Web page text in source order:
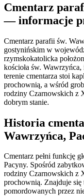
Cmentarz
— informacje
Cmentarz parafii św.
gostynińskim w
rzymskokatolicka
kościoła św.
terenie cmentarza stoi
prochownią, a wśród
rodziny Czarnowskich z
dobrym stanie.
Historia
Wawrzyńca,
Cmentarz pełni funkcję
Pacyny. Spośród
rodziny Czarnowskich z
prochownią. Znajduje
pomordowanych przez